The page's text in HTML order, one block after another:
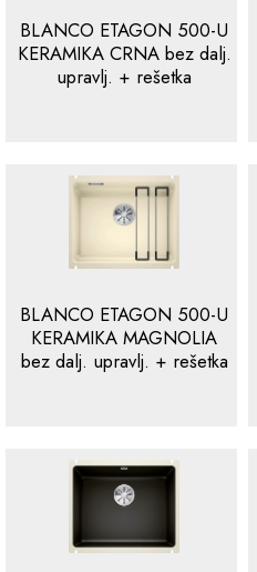
BLANCO ETAGON 500-U
KERAMIKA CRNA bez dalj.
upravlj. + rešetka
BLANCO ETAGON 500-U
KERAMIKA MAGNOLIA
bez dalj. upravlj. + rešetka